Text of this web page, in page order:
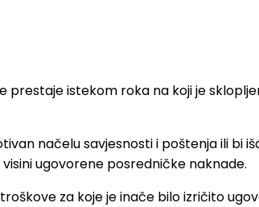
istekom roka na koji je
načelu savjesnosti i poštenja ili bi
ugovorene posredničke naknade.
za koje je inače bilo izričito